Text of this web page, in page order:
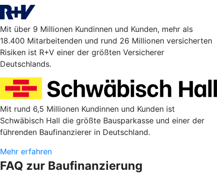
Mit über 9 Millionen Kundinnen und Kunden, mehr als
18.400 Mitarbeitenden und rund 26 Millionen versicherten
Risiken ist R+V einer der größten Versicherer
Deutschlands.
Mit rund 6,5 Millionen Kundinnen und Kunden ist
Schwäbisch Hall die größte Bausparkasse und einer der
führenden Baufinanzierer in Deutschland.
Mehr erfahren
FAQ zur Baufinanzierung